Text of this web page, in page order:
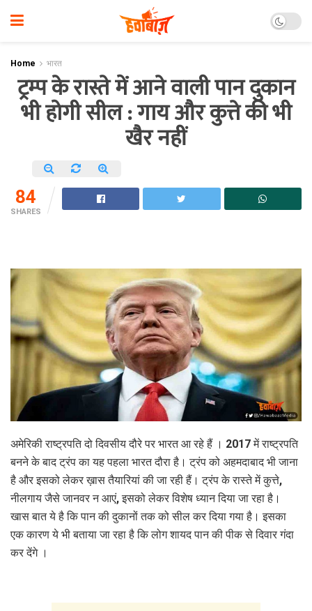
Home भारत
ट्रम्प के रास्ते में आने वाली पान दुकान
भी होगी सील : गाय और कुत्ते की भी
खैर नहीं
84
SHARES
अमेरिकी राष्‍ट्रपति दो दिवसीय दौरे पर भारत आ रहे हैं । 2017 में राष्ट्रपति
बनने के बाद ट्रंप का यह पहला भारत दौरा है। ट्रंप को अहमदाबाद भी जाना
है और इसको लेकर ख़ास तैयारियां की जा रही हैं। ट्रंप के रास्ते में कुत्ते,
नीलगाय जैसे जानवर न आएं, इसको लेकर विशेष ध्यान दिया जा रहा है।
खास बात ये है कि पान की दुकानों तक को सील कर दिया गया है। इसका
एक कारण ये भी बताया जा रहा है कि लोग शायद पान की पीक से दिवार गंदा
कर देंगे ।